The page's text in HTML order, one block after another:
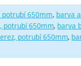
650mm barva
potrubí 650mm barva
potrubí 650mm